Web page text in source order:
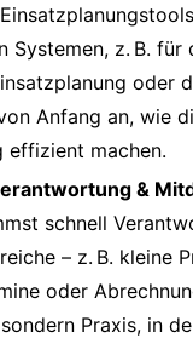
Systemen, z. B. für
oder
Anfang an, wie
effizient machen.
&
schnell
– z. B. kleine
oder
Praxis, in